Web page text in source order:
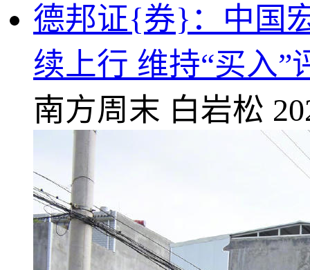
德邦证{券}：中国
续上行 维持“买入”
南方周末 白岩松